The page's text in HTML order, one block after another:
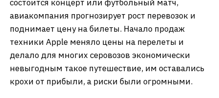
состоится концерт или футбольный матч,
авиакомпания прогнозирует рост перевозок и
поднимает цену на билеты. Начало продаж
техники Apple меняло цены на перелеты и
делало для многих серовозов экономически
невыгодным такое путешествие, им оставались
крохи от прибыли, а риски были огромными.